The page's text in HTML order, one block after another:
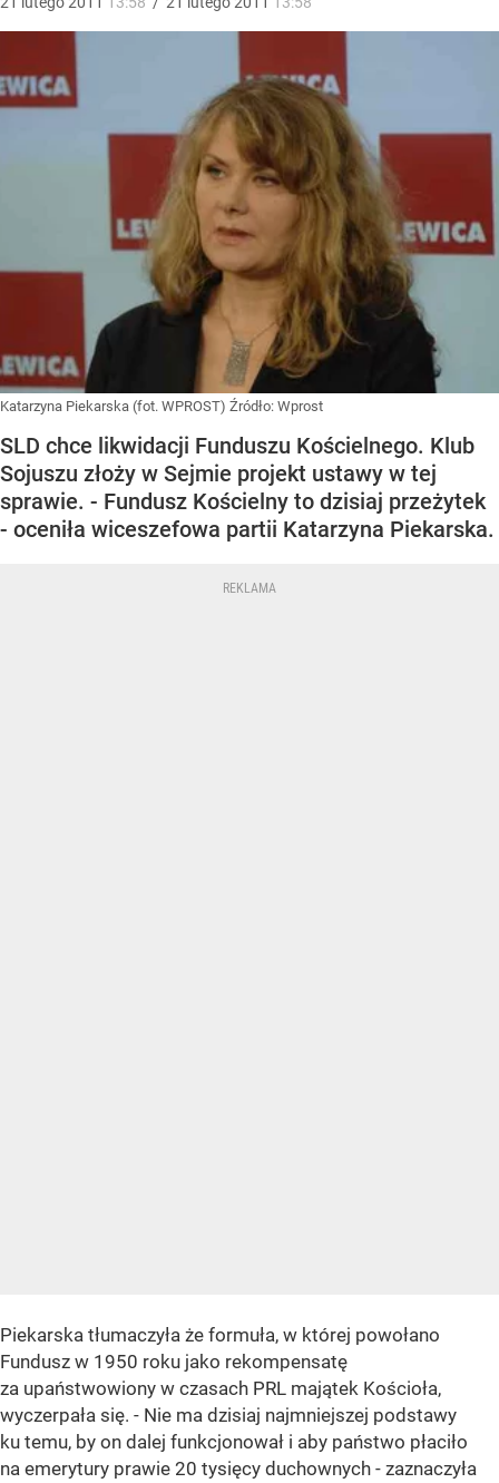
Katarzyna Piekarska (fot. WPROST) Źródło: Wprost
SLD chce likwidacji Funduszu Kościelnego. Klub
Sojuszu złoży w Sejmie projekt ustawy w tej
sprawie. - Fundusz Kościelny to dzisiaj przeżytek
- oceniła wiceszefowa partii Katarzyna Piekarska.
Piekarska tłumaczyła że formuła, w której powołano
Fundusz w 1950 roku jako rekompensatę
za upaństwowiony w czasach PRL majątek Kościoła,
wyczerpała się. - Nie ma dzisiaj najmniejszej podstawy
ku temu, by on dalej funkcjonował i aby państwo płaciło
na emerytury prawie 20 tysięcy duchownych - zaznaczyła